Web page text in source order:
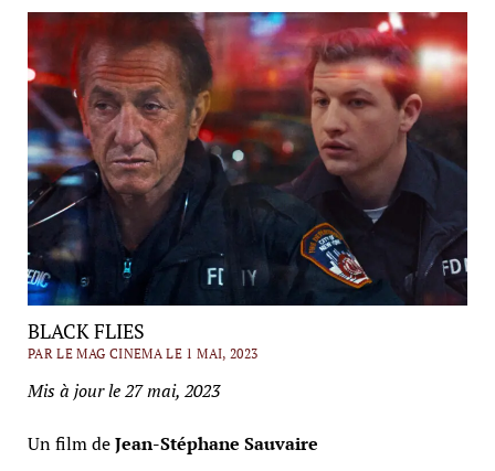
BLACK FLIES
PAR LE MAG CINEMA LE 1 MAI, 2023
Mis à jour le 27 mai, 2023
Un film deJean-Stéphane Sauvaire